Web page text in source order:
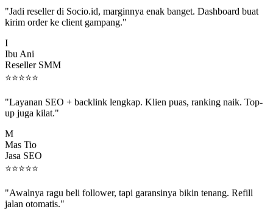
kirim order ke client gampang."
Ibu Ani
Reseller SMM
⭐⭐⭐⭐⭐
up juga kilat."
Mas Tio
Jasa SEO
⭐⭐⭐⭐⭐
jalan otomatis."